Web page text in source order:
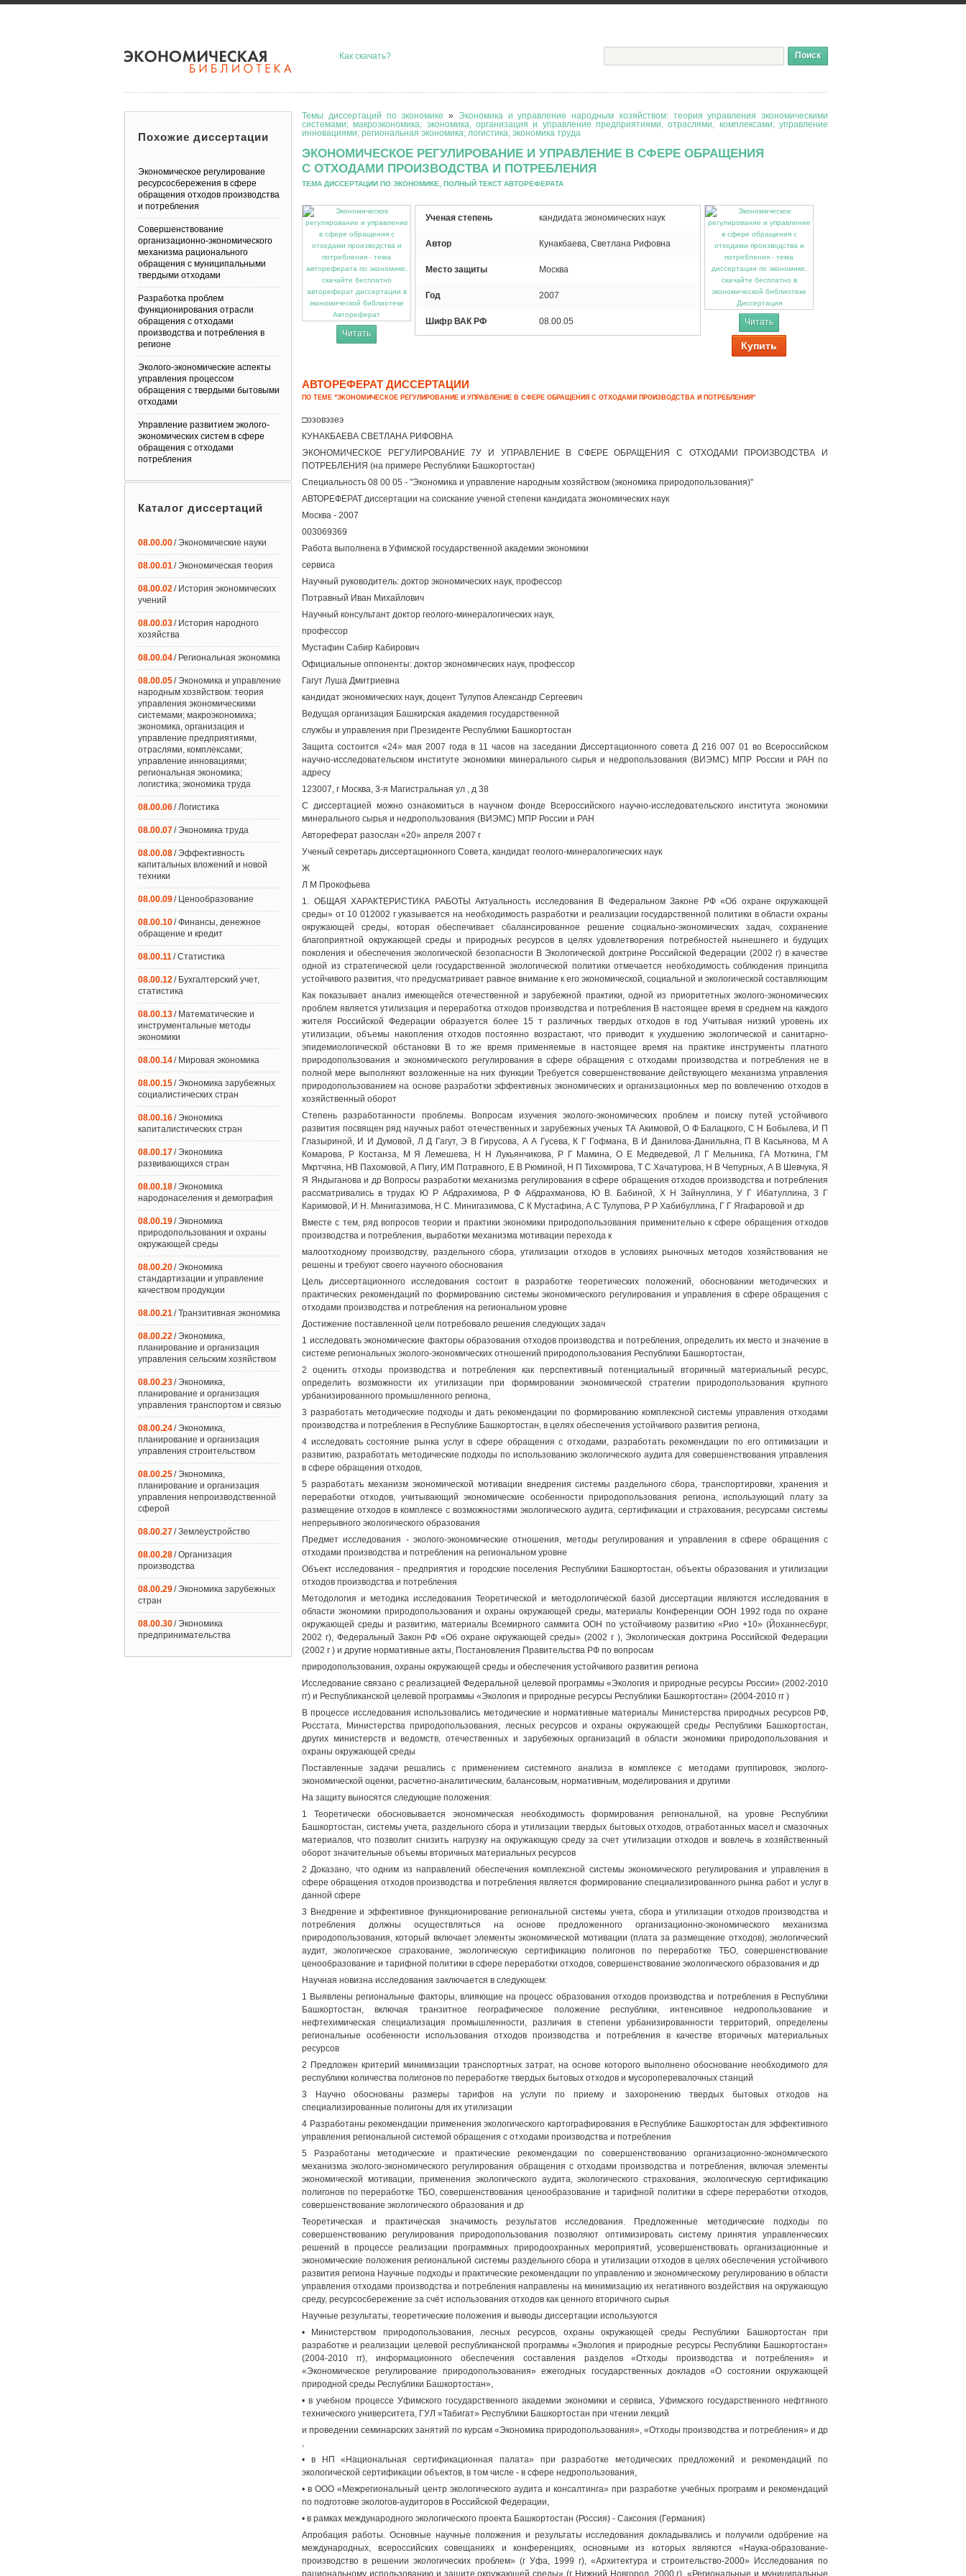
Как скачать?
Темы диссертаций по экономике » Экономика и управление народным хозяйством: теория управления экономическими
системами; макроэкономика; экономика, организация и управление предприятиями, отраслями, комплексами; управление
инновациями; региональная экономика; логистика; экономика труда
ЭКОНОМИЧЕСКОЕ РЕГУЛИРОВАНИЕ И УПРАВЛЕНИЕ В СФЕРЕ ОБРАЩЕНИЯ
С ОТХОДАМИ ПРОИЗВОДСТВА И ПОТРЕБЛЕНИЯ
ТЕМА ДИССЕРТАЦИИ ПО ЭКОНОМИКЕ, ПОЛНЫЙ ТЕКСТ АВТОРЕФЕРАТА
Автореферат
Читать
Ученая степень кандидата экономических наук
Автор Кунакбаева, Светлана Рифовна
Место защиты Москва
Год 2007
Шифр ВАК РФ 08.00.05
Диссертация
Читать
Купить
АВТОРЕФЕРАТ ДИССЕРТАЦИИ
ПО ТЕМЕ "ЭКОНОМИЧЕСКОЕ РЕГУЛИРОВАНИЕ И УПРАВЛЕНИЕ В СФЕРЕ ОБРАЩЕНИЯ С ОТХОДАМИ ПРОИЗВОДСТВА И ПОТРЕБЛЕНИЯ"
□озовэзеэ
КУНАКБАЕВА СВЕТЛАНА РИФОВНА
ЭКОНОМИЧЕСКОЕ РЕГУЛИРОВАНИЕ 7У И УПРАВЛЕНИЕ В СФЕРЕ ОБРАЩЕНИЯ С ОТХОДАМИ ПРОИЗВОДСТВА И
ПОТРЕБЛЕНИЯ (на примере Республики Башкортостан)
Специальность 08 00 05 - "Экономика и управление народным хозяйством (экономика природопользования)"
АВТОРЕФЕРАТ диссертации на соискание ученой степени кандидата экономических наук
Москва - 2007
003069369
Работа выполнена в Уфимской государственной академии экономики
сервиса
Научный руководитель: доктор экономических наук, профессор
Потравный Иван Михайлович
Научный консультант доктор геолого-минералогических наук,
профессор
Мустафин Сабир Кабирович
Официальные оппоненты: доктор экономических наук, профессор
Гагут Луша Дмитриевна
кандидат экономических наук, доцент Тулупов Александр Сергеевич
Ведущая организация Башкирская академия государственной
службы и управления при Президенте Республики Башкортостан
Защита состоится «24» мая 2007 года в 11 часов на заседании Диссертационного совета Д 216 007 01 во Всероссийском
научно-исследовательском институте экономики минерального сырья и недропользования (ВИЭМС) МПР России и РАН по
адресу
123007, г Москва, 3-я Магистральная ул , д 38
С диссертацией можно ознакомиться в научном фонде Всероссийского научно-исследовательского института экономики
минерального сырья и недропользования (ВИЭМС) МПР России и РАН
Автореферат разослан «20» апреля 2007 г
Ученый секретарь диссертационного Совета, кандидат геолого-минералогических наук
Ж
Л М Прокофьева
1. ОБЩАЯ ХАРАКТЕРИСТИКА РАБОТЫ Актуальность исследования В Федеральном Законе РФ «Об охране окружающей
среды» от 10 012002 г указывается на необходимость разработки и реализации государственной политики в области охраны
окружающей среды, которая обеспечивает сбалансированное решение социально-экономических задач, сохранение
благоприятной окружающей среды и природных ресурсов в целях удовлетворения потребностей нынешнего и будущих
поколения и обеспечения экологической безопасности В Экологической доктрине Российской Федерации (2002 г) в качестве
одной из стратегической цели государственной экологической политики отмечается необходимость соблюдения принципа
устойчивого развития, что предусматривает равное внимание к его экономической, социальной и экологической составляющим
Как показывает анализ имеющейся отечественной и зарубежной практики, одной из приоритетных эколого-экономических
проблем является утилизация и переработка отходов производства и потребления В настоящее время в среднем на каждого
жителя Российской Федерации образуется более 15 т различных твердых отходов в год Учитывая низкий уровень их
утилизации, объемы накопления отходов постоянно возрастают, что приводит к ухудшению экологической и санитарно-
эпидемиологической обстановки В то же время применяемые в настоящее время на практике инструменты платного
природопользования и экономического регулирования в сфере обращения с отходами производства и потребления не в
полной мере выполняют возложенные на них функции Требуется совершенствование действующего механизма управления
природопользованием на основе разработки эффективных экономических и организационных мер по вовлечению отходов в
хозяйственный оборот
Степень разработанности проблемы. Вопросам изучения эколого-экономических проблем и поиску путей устойчивого
развития посвящен ряд научных работ отечественных и зарубежных ученых ТА Акимовой, О Ф Балацкого, С Н Бобылева, И П
Глазыриной, И И Думовой, Л Д Гагут, Э В Гирусова, А А Гусева, К Г Гофмана, В И Данилова-Данильяна, П В Касьянова, М А
Комарова, Р Костанза, М Я Лемешева, Н Н Лукьянчикова, Р Г Мамина, О Е Медведевой, Л Г Мельника, ГА Моткина, ГМ
Мкртчяна, НВ Пахомовой, А Пигу, ИМ Потравного, Е В Рюминой, Н П Тихомирова, Т С Хачатурова, Н В Чепурных, А В Шевчука, Я
Я Яндыганова и др Вопросы разработки механизма регулирования в сфере обращения отходов производства и потребления
рассматривались в трудах Ю Р Абдрахимова, Р Ф Абдрахманова, Ю В. Бабиной, X Н Зайнуллина, У Г Ибатуллина, 3 Г
Каримовой, И Н. Минигазимова, Н С. Минигазимова, С К Мустафина, А С Тулупова, Р Р Хабибуллина, Г Г Ягафаровой и др
Вместе с тем, ряд вопросов теории и практики экономики природопользования применительно к сфере обращения отходов
производства и потребления, выработки механизма мотивации перехода к
малоотходному производству, раздельного сбора, утилизации отходов в условиях рыночных методов хозяйствования не
решены и требуют своего научного обоснования
Цель диссертационного исследования состоит в разработке теоретических положений, обосновании методических и
практических рекомендаций по формированию системы экономического регулирования и управления в сфере обращения с
отходами производства и потребления на региональном уровне
Достижение поставленной цели потребовало решения следующих задач
1 исследовать экономические факторы образования отходов производства и потребления, определить их место и значение в
системе региональных эколого-экономических отношений природопользования Республики Башкортостан,
2 оценить отходы производства и потребления как перспективный потенциальный вторичный материальный ресурс,
определить возможности их утилизации при формировании экономической стратегии природопользования крупного
урбанизированного промышленного региона,
3 разработать методические подходы и дать рекомендации по формированию комплексной системы управления отходами
производства и потребления в Республике Башкортостан, в целях обеспечения устойчивого развития региона,
4 исследовать состояние рынка услуг в сфере обращения с отходами, разработать рекомендации по его оптимизации и
развитию, разработать методические подходы по использованию экологического аудита для совершенствования управления
в сфере обращения отходов,
5 разработать механизм экономической мотивации внедрения системы раздельного сбора, транспортировки, хранения и
переработки отходов, учитывающий экономические особенности природопользования региона, использующий плату за
размещение отходов в комплексе с возможностями экологического аудита, сертификации и страхования, ресурсами системы
непрерывного экологического образования
Предмет исследования - эколого-экономические отношения, методы регулирования и управления в сфере обращения с
отходами производства и потребления на региональном уровне
Объект исследования - предприятия и городские поселения Республики Башкортостан, объекты образования и утилизации
отходов производства и потребления
Методология и методика исследования Теоретической и методологической базой диссертации являются исследования в
области экономики природопользования и охраны окружающей среды, материалы Конференции ООН 1992 года по охране
окружающей среды и развитию, материалы Всемирного саммита ООН по устойчивому развитию «Рио +10» (Йоханнесбург,
2002 г), Федеральный Закон РФ «Об охране окружающей среды» (2002 г ), Экологическая доктрина Российской Федерации
(2002 г ) и другие нормативные акты, Постановления Правительства РФ по вопросам
природопользования, охраны окружающей среды и обеспечения устойчивого развития региона
Исследование связано с реализацией Федеральной целевой программы «Экология и природные ресурсы России» (2002-2010
гг) и Республиканской целевой программы «Экология и природные ресурсы Республики Башкортостан» (2004-2010 гг )
В процессе исследования использовались методические и нормативные материалы Министерства природных ресурсов РФ,
Росстата, Министерства природопользования, лесных ресурсов и охраны окружающей среды Республики Башкортостан,
других министерств и ведомств, отечественных и зарубежных организаций в области экономики природопользования и
охраны окружающей среды
Поставленные задачи решались с применением системного анализа в комплексе с методами группировок, эколого-
экономической оценки, расчетно-аналитическим, балансовым, нормативным, моделирования и другими
На защиту выносятся следующие положения:
1 Теоретически обосновывается экономическая необходимость формирования региональной, на уровне Республики
Башкортостан, системы учета, раздельного сбора и утилизации твердых бытовых отходов, отработанных масел и смазочных
материалов, что позволит снизить нагрузку на окружающую среду за счет утилизации отходов и вовлечь в хозяйственный
оборот значительные объемы вторичных материальных ресурсов
2 Доказано, что одним из направлений обеспечения комплексной системы экономического регулирования и управления в
сфере обращения отходов производства и потребления является формирование специализированного рынка работ и услуг в
данной сфере
3 Внедрение и эффективное функционирование региональной системы учета, сбора и утилизации отходов производства и
потребления должны осуществляться на основе предложенного организационно-экономического механизма
природопользования, который включает элементы экономической мотивации (плата за размещение отходов), экологический
аудит, экологическое сграхование, экологическую сертификацию полигонов по переработке ТБО, совершенствование
ценообразование и тарифной политики в сфере переработки отходов, совершенствование экологического образования и др
Научная новизна исследования заключается в следующем:
1 Выявлены региональные факторы, влияющие на процесс образования отходов производства и потребления в Республики
Башкортостан, включая транзитное географическое положение республики, интенсивное недропользование и
нефтехимическая специализация промышленности, различия в степени урбанизированности территорий, определены
региональные особенности использования отходов производства и потребления в качестве вторичных материальных
ресурсов
2 Предложен критерий минимизации транспортных затрат, на основе которого выполнено обоснование необходимого для
республики количества полигонов по переработке твердых бытовых отходов и мусороперевалочных станций
3 Научно обоснованы размеры тарифов на услуги по приему и захоронению твердых бытовых отходов на
специализированные полигоны для их утилизации
4 Разработаны рекомендации применения экологического картографирования в Республике Башкортостан для эффективного
управления региональной системой обращения с отходами производства и потребления
5 Разработаны методические и практические рекомендации по совершенствованию организационно-экономического
механизма эколого-экономического регулирования обращения с отходами производства и потребления, включая элементы
экономической мотивации, применения экологического аудита, экологического страхования, экологическую сертификацию
полигонов по переработке ТБО, совершенствования ценообразование и тарифной политики в сфере переработки отходов,
совершенствование экологического образования и др
Теоретическая и практическая значимость результатов исследования. Предложенные методические подходы по
совершенствованию регулирования природопользования позволяют оптимизировать систему принятия управленческих
решений в процессе реализации программных природоохранных мероприятий, усовершенствовать организационные и
экономические положения региональной системы раздельного сбора и утилизации отходов в целях обеспечения устойчивого
развития региона Научные подходы и практические рекомендации по управлению и экономическому регулированию в области
управления отходами производства и потребления направлены на минимизацию их негативного воздействия на окружающую
среду, ресурсосбережение за счёт использования отходов как ценного вторичного сырья
Научные результаты, теоретические положения и выводы диссертации используются
• Министерством природопользования, лесных ресурсов, охраны окружающей среды Республики Башкортостан при
разработке и реализации целевой республиканской программы «Экология и природные ресурсы Республики Башкортостан»
(2004-2010 гг), информационного обеспечения составления разделов «Отходы производства и потребления» и
«Экономическое регулирование природопользования» ежегодных государственных докладов «О состоянии окружающей
природной среды Республики Башкортостан»,
• в учебном процессе Уфимского государственного академии экономики и сервиса, Уфимского государственного нефтяного
технического университета, ГУЛ «Табигат» Республики Башкортостан при чтении лекций
и проведении семинарских занятий по курсам «Экономика природопользования», «Отходы производства и потребления» и др
,
• в НП «Национальная сертификационная палата» при разработке методических предложений и рекомендаций по
экологической сертификации объектов, в том числе - в сфере недропользования,
• в ООО «Межрегиональный центр экологического аудита и консалтинга» при разработке учебных программ и рекомендаций
по подготовке экологов-аудиторов в Российской Федерации,
• в рамках международного экологического проекта Башкортостан (Россия) - Саксония (Германия)
Апробация работы. Основные научные положения и результаты исследования докладывались и получили одобрение на
международных, всероссийских совещаниях и конференциях, основными из которых являются «Наука-образование-
производство в решении экологических проблем» (г Уфа, 1999 г), «Архитектура и строительство-2000» Исследования по
рациональному использованию и защите окружающей среды» (г Нижний Новгород, 2000 г), «Региональные и муниципальные
Похожие диссертации
Экономическое регулирование
ресурсосбережения в сфере
обращения отходов производства
и потребления
Совершенствование
организационно-экономического
механизма рационального
обращения с муниципальными
твердыми отходами
Разработка проблем
функционирования отрасли
обращения с отходами
производства и потребления в
регионе
Эколого-экономические аспекты
управления процессом
обращения с твердыми бытовыми
отходами
Управление развитием эколого-
экономических систем в сфере
обращения с отходами
потребления
Каталог диссертаций
08.00.00/ Экономические науки
08.00.01/ Экономическая теория
08.00.02/ История экономических
учений
08.00.03/ История народного
хозяйства
08.00.04/ Региональная экономика
08.00.05/ Экономика и управление
народным хозяйством: теория
управления экономическими
системами; макроэкономика;
экономика, организация и
управление предприятиями,
отраслями, комплексами;
управление инновациями;
региональная экономика;
логистика; экономика труда
08.00.06/ Логистика
08.00.07/ Экономика труда
08.00.08/ Эффективность
капитальных вложений и новой
техники
08.00.09/ Ценообразование
08.00.10/ Финансы, денежное
обращение и кредит
08.00.11/ Статистика
08.00.12/ Бухгалтерский учет,
статистика
08.00.13/ Математические и
инструментальные методы
экономики
08.00.14/ Мировая экономика
08.00.15/ Экономика зарубежных
социалистических стран
08.00.16/ Экономика
капиталистических стран
08.00.17/ Экономика
развивающихся стран
08.00.18/ Экономика
народонаселения и демография
08.00.19/ Экономика
природопользования и охраны
окружающей среды
08.00.20/ Экономика
стандартизации и управление
качеством продукции
08.00.21/ Транзитивная экономика
08.00.22/ Экономика,
планирование и организация
управления сельским хозяйством
08.00.23/ Экономика,
планирование и организация
управления транспортом и связью
08.00.24/ Экономика,
планирование и организация
управления строительством
08.00.25/ Экономика,
планирование и организация
управления непроизводственной
сферой
08.00.27/ Землеустройство
08.00.28/ Организация
производства
08.00.29/ Экономика зарубежных
стран
08.00.30/ Экономика
предпринимательства